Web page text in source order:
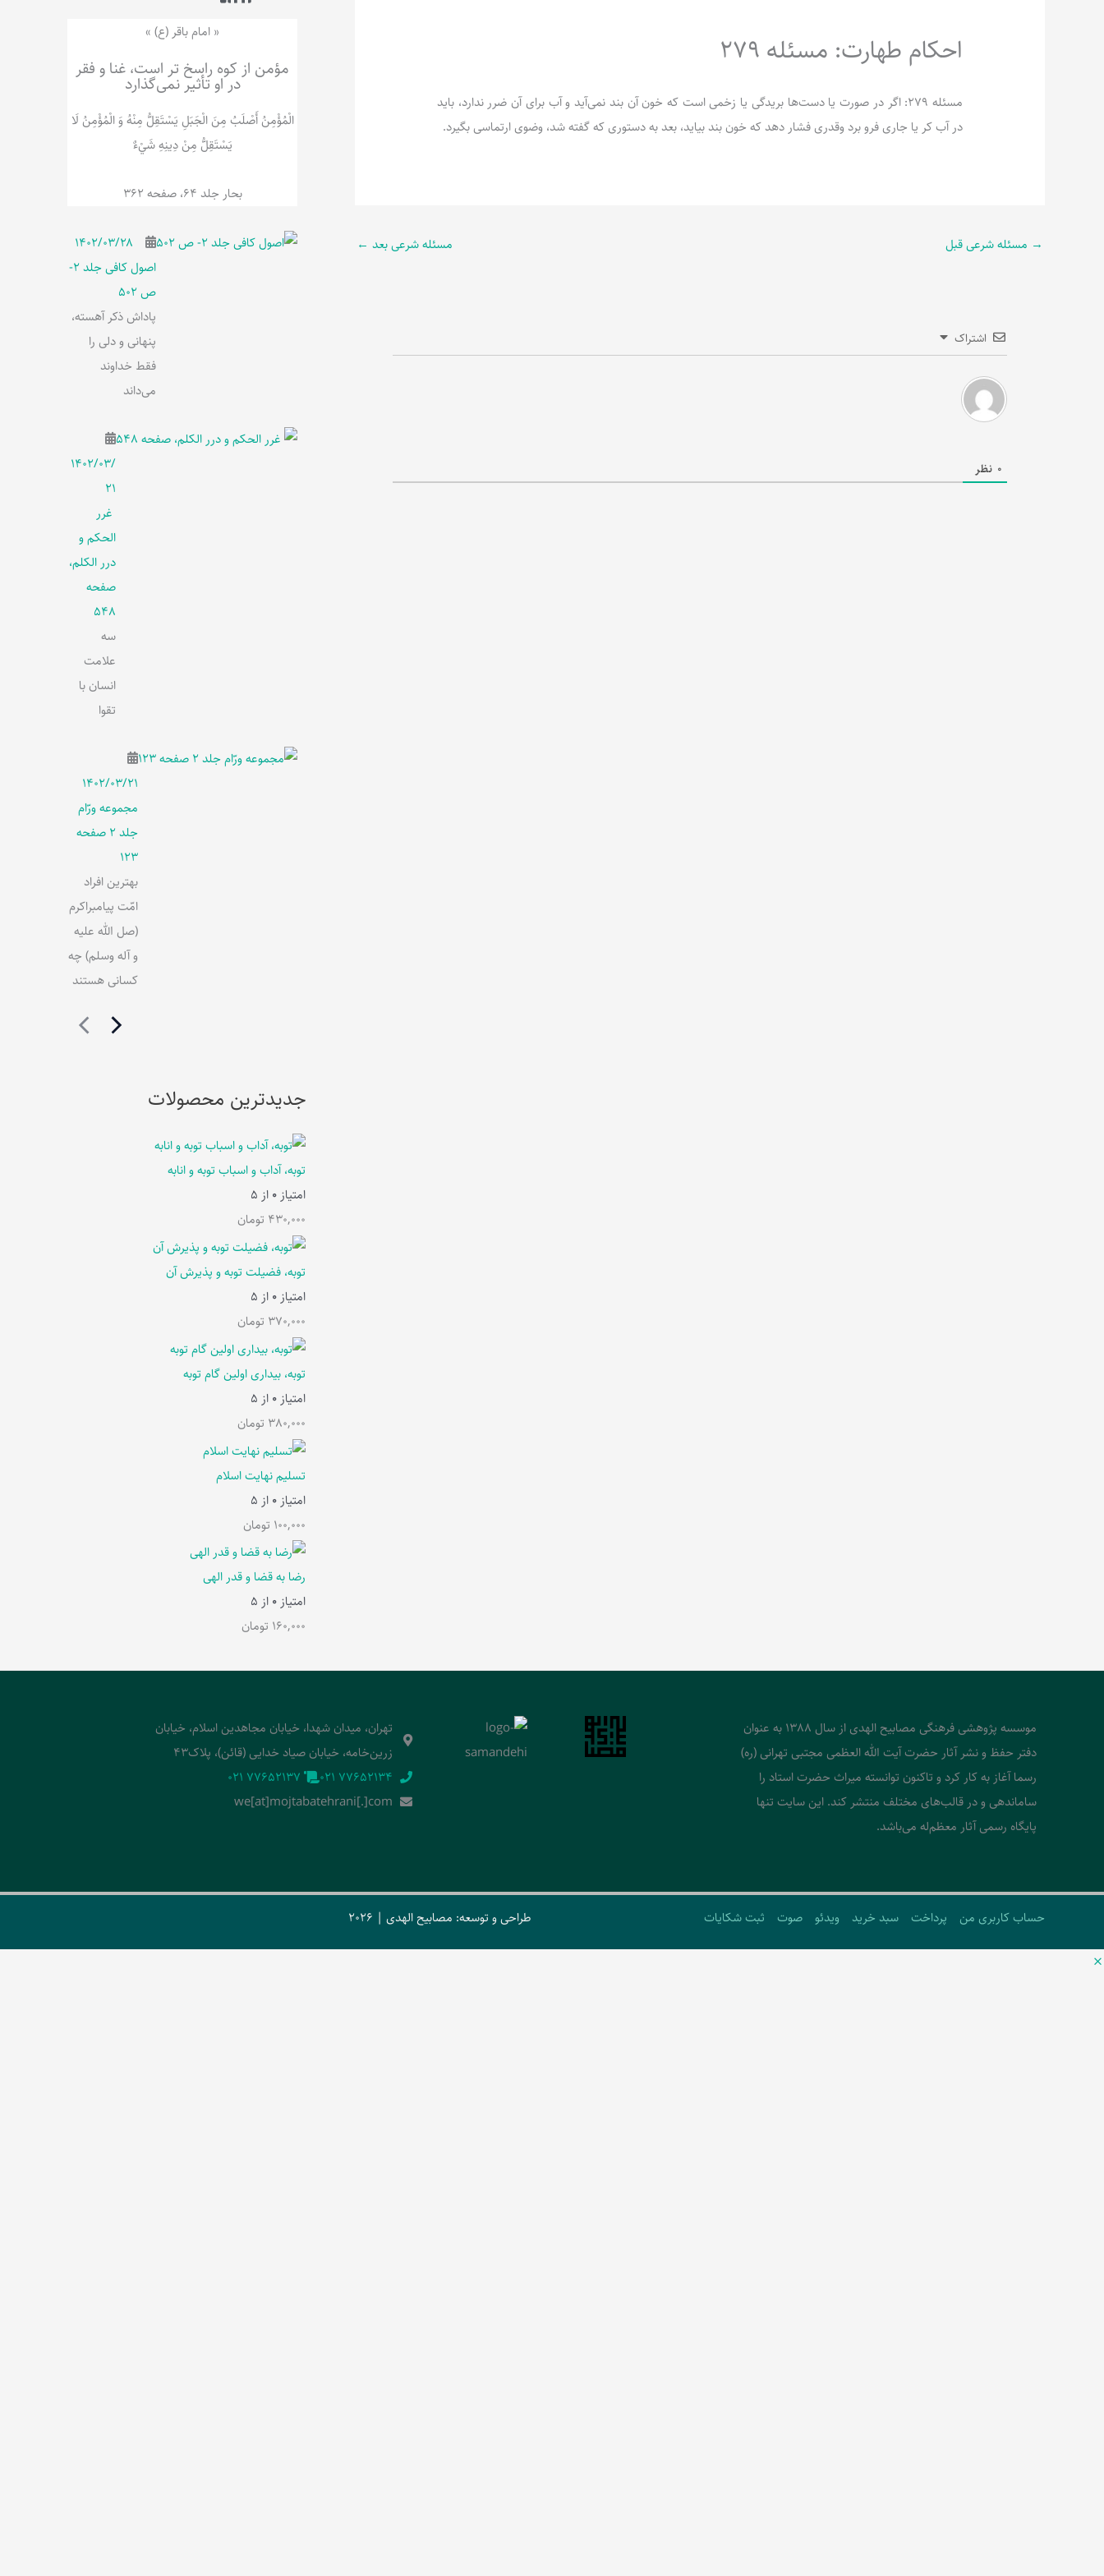
ه
احکام طهارت: مسئله 279
مسئله 279: اگر در صورت یا دست‌ها بریدگی یا زخمی است که خون آن بند نمی‌آید و آب برای آن ضرر ندارد، باید
در آب کر یا جاری فرو برد وقدری فشار دهد که خون بند بیاید، بعد به دستوری که گفته شد، وضوی ارتماسی بگیرد.
→ مسئله شرعی قبل مسئله شرعی بعد ←
اشتراک
0 نظر
« امام باقر (ع) »
مؤمن از کوه راسخ تر است، غنا و فقر
در او تأثیر نمی‌گذارد
الْمُؤْمِنُ‌ أَصْلَبُ‌ مِنَ‌ الْجَبَلِ‌ یَسْتَقِلُّ مِنْهُ وَ الْمُؤْمِنُ لَا
يَسْتَقِلُّ مِنْ دِينِهِ شَيْ‌ءٌ
بحار جلد 64، صفحه 362
۱۴۰۲/۰۳/۲۸
اصول کافی جلد 2-
ص 502
پاداش ذکر آهسته،
پنهانی و دلی را
فقط خداوند
می‌داند
۱۴۰۲/۰۳/
۲۱
غرر
الحکم و
درر الکلم،
صفحه
548
سه
علامت
انسان با
تقوا
۱۴۰۲/۰۳/۲۱
مجموعه ورّام
جلد 2 صفحه
123
بهترین افراد
امّت پیامبراکرم
(صل الله علیه
و آله وسلم) چه
کسانی هستند
جدیدترین محصولات
توبه، آداب و اسباب توبه و انابه
امتیاز 0 از 5
430,000 تومان
توبه، فضیلت توبه و پذیرش آن
امتیاز 0 از 5
370,000 تومان
توبه، بیداری اولین گام توبه
امتیاز 0 از 5
380,000 تومان
تسلیم نهایت اسلام
امتیاز 0 از 5
100,000 تومان
رضا به قضا و قدر الهی
امتیاز 0 از 5
160,000 تومان
موسسه پژوهشی فرهنگی مصابیح الهدی از سال 1388 به عنوان
دفتر حفظ و نشر آثار حضرت آیت الله العظمی مجتبی تهرانی (ره)
رسما آغاز به کار کرد و تاکنون توانسته میراث حضرت استاد را
ساماندهی و در قالب‌های مختلف منتشر کند. این سایت تنها
پایگاه رسمی آثار معظم‌له می‌باشد.
تهران، میدان شهدا، خیابان مجاهدین اسلام، خیابان
زرین‌خامه، خیابان صیاد خدایی (قائن)، پلاک43
‭021 77652134‬
‭021 77652137‬
we[at]mojtabatehrani[.]com
حساب کاربری من پرداخت سبد خرید ویدئو صوت ثبت شکایات طراحی و توسعه: مصابیح الهدی | 2026